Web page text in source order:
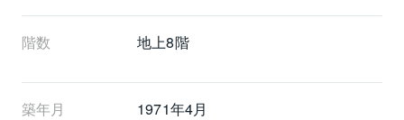
階数 地上8階
築年月 1971年4月